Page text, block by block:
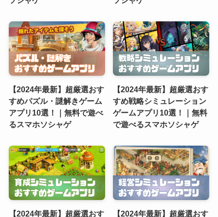
【2024年最新】超厳選おす
すめパズル・謎解きゲーム
アプリ10選！｜無料で遊べ
るスマホソシャゲ
【2024年最新】超厳選おす
すめ戦略シミュレーション
ゲームアプリ10選！｜無料
で遊べるスマホソシャゲ
【2024年最新】超厳選おす 【2024年最新】超厳選おす